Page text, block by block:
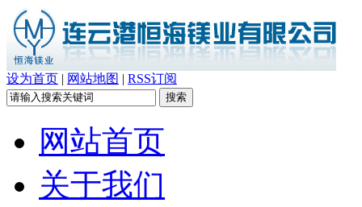
设为首页 | 网站地图 | RSS订阅
网站首页
关于我们